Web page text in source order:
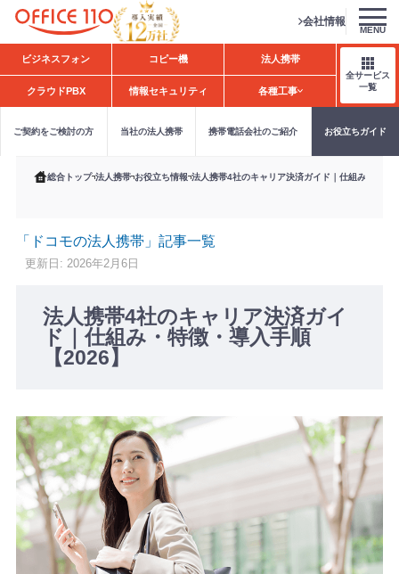
H
o
会社情報
MENU
ビジネスフォン コピー機 法人携帯
クラウドPBX 情報セキュリティ 各種工事
全サービス
一覧
ご契約をご検討の方 当社の法人携帯 携帯電話会社のご紹介 お役立ちガイド
総合トップ 法人携帯 お役立ち情報 法人携帯4社のキャリア決済ガイド｜仕組み・特徴
「ドコモの法人携帯」記事一覧
更新日: 2026年2月6日
法人携帯4社のキャリア決済ガイ
ド｜仕組み・特徴・導入手順
【2026】